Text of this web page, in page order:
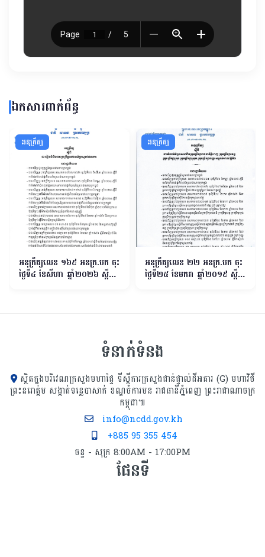
ឯកសារពាក់ព័ន្ធ
អនុក្រឹត្យ
អនុក្រឹត្យលេខ ១៦​៩ អនក្រ.បក ចុះ
ថ្ងៃទី៤ ខែសីហា ឆ្នាំ២០២៦ ស្តីពី
អនុក្រឹត្យ
អនុក្រឹត្យលេខ ២២ អនក្រ.បក ចុះ
ថ្ងៃទី២៥ ខែមករា ឆ្នាំ២០១៩ ស្ដីពី
ទំនាក់ទំនង
ស្ថិតក្នុងបរិវេណក្រសួងមហាផ្ទៃ ទីស្ដីការក្រសួង​ជាន់ផ្ទាល់ដីអគារ (G) មហាវិថី
ព្រះនរោត្តម សង្កាត់ទន្លេបាសាក់ ខណ្ឌចំការមន រាជធានីភ្នំពេញ ព្រះរាជាណាចក្រ
កម្ពុជា៕
info@ncdd.gov.kh
+885 95 355 454
ចន្ទ - សុក្រ 8:00AM - 17:00PM
ផែនទី